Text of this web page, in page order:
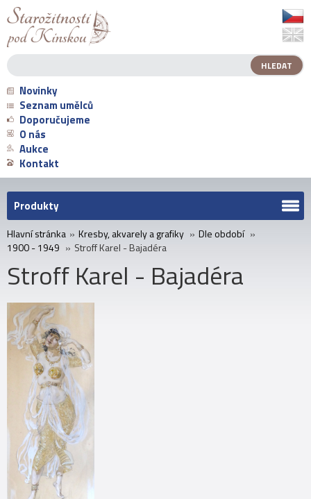
Novinky
Seznam umělců
Doporučujeme
O nás
Aukce
Kontakt
Produkty
Hlavní stránka » Kresby, akvarely a grafiky » Dle období »
1900 - 1949 » Stroff Karel - Bajadéra
Stroff Karel - Bajadéra